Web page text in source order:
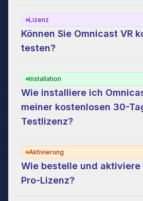
Lizenz
Können Sie Omnicast VR
testen?
Installation
Wie installiere ich
meiner kostenlosen 30-
Testlizenz?
Aktivierung
Wie bestelle und aktiviere
Pro-Lizenz?